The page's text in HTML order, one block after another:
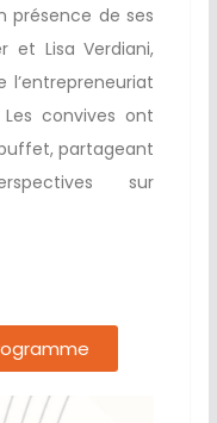
présence de ses
et Lisa Verdiani,
convives ont
partageant
sur